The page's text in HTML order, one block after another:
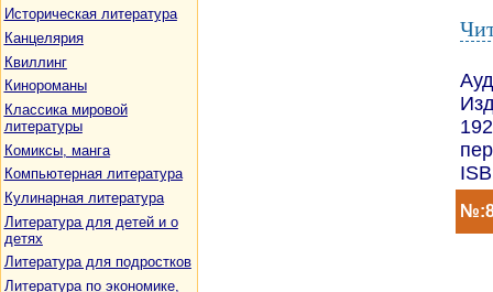
Историческая литература
Канцелярия
Квиллинг
Кинороманы
Классика мировой
литературы
Комиксы, манга
Компьютерная литература
Кулинарная литература
Литература для детей и о
детях
Литература для подростков
Литература по экономике,